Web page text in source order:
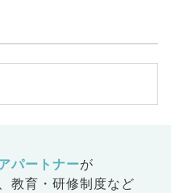
パートナーが
教育・研修制度など